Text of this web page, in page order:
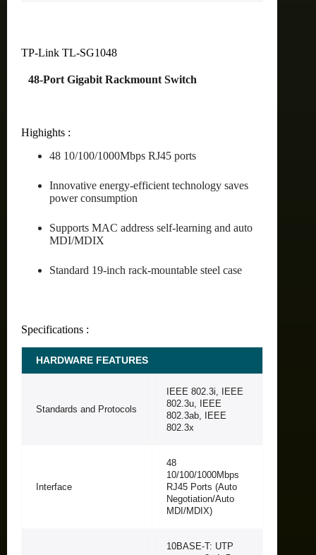
TP-Link TL-SG1048
48-Port Gigabit Rackmount Switch
Highights :
48 10/100/1000Mbps RJ45 ports
Innovative energy-efficient technology saves
power consumption
Supports MAC address self-learning and auto
MDI/MDIX
Standard 19-inch rack-mountable steel case
Specifications :
HARDWARE FEATURES
Standards and Protocols
IEEE 802.3i, IEEE
802.3u, IEEE
802.3ab, IEEE
802.3x
Interface
48
10/100/1000Mbps
RJ45 Ports (Auto
Negotiation/Auto
MDI/MDIX)
10BASE-T: UTP